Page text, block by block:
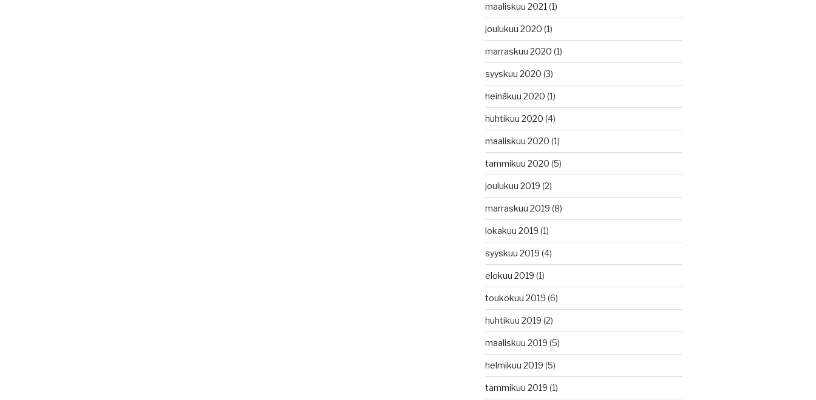
maaliskuu 2021 (1)
joulukuu 2020 (1)
marraskuu 2020 (1)
syyskuu 2020 (3)
heinäkuu 2020 (1)
huhtikuu 2020 (4)
maaliskuu 2020 (1)
tammikuu 2020 (5)
joulukuu 2019 (2)
marraskuu 2019 (8)
lokakuu 2019 (1)
syyskuu 2019 (4)
elokuu 2019 (1)
toukokuu 2019 (6)
huhtikuu 2019 (2)
maaliskuu 2019 (5)
helmikuu 2019 (5)
tammikuu 2019 (1)